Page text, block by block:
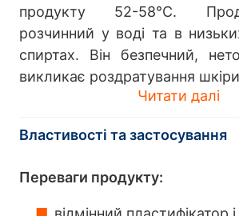
продукту 52-58°С.
розчинний у воді та в
спиртах. Він безпечний,
викликає роздратування
Читати далі
Властивості та застосування
Переваги продукту: